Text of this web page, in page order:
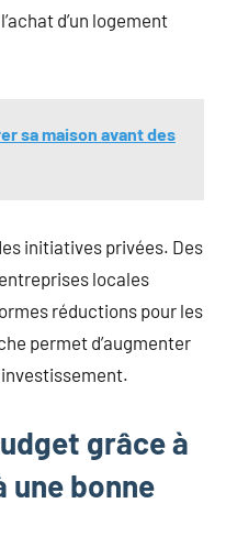
d’un logement
sa maison avant des
initiatives privées. Des
locales
réductions pour les
permet d’augmenter
grâce à
une bonne